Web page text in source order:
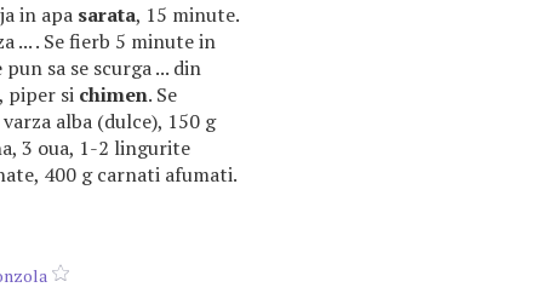
in apa sarata, 15 minute.
... . Se fierb 5 minute in
pun sa se scurga ... din
piper si chimen. Se
alba (dulce), 150 g
3 oua, 1-2 lingurite
400 g carnati afumati.